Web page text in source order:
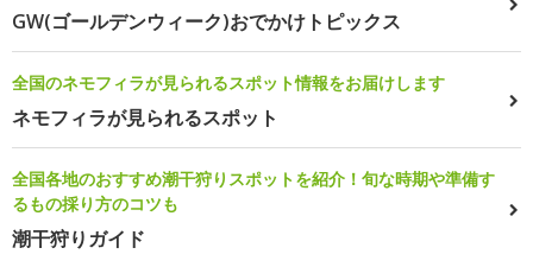
GW(ゴールデンウィーク)おでかけトピックス
全国のネモフィラが見られるスポット情報をお届けします
ネモフィラが見られるスポット
全国各地のおすすめ潮干狩りスポットを紹介！旬な時期や準備す
るもの採り方のコツも
潮干狩りガイド